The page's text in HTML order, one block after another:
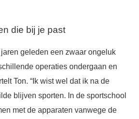
die bij je past
jaren geleden een zwaar ongeluk
operaties ondergaan en
Ton. “Ik wist wel dat ik na de
blijven sporten. In de sportschool
met de apparaten vanwege de